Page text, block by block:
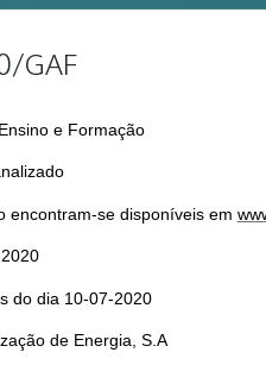
GAF
e Formação
encontram-se disponíveis em
do dia 10-07-2020
de Energia, S.A